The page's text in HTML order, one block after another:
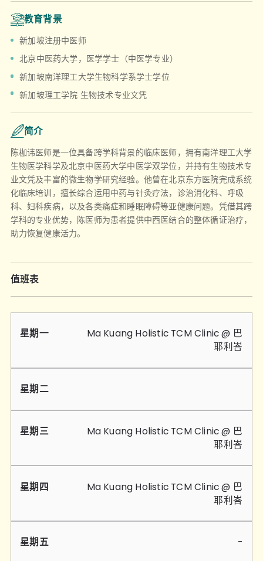
教育背景
新加坡注册中医师
北京中医药大学，医学学士（中医学专业）
新加坡南洋理工大学生物科学系学士学位
新加坡理工学院 生物技术专业文凭
简介
陈枷讳医师是一位具备跨学科背景的临床医师，拥有南洋理工大学
生物医学科学及北京中医药大学中医学双学位，并持有生物技术专
业文凭及丰富的微生物学研究经验。他曾在北京东方医院完成系统
化临床培训，擅长综合运用中药与针灸疗法，诊治消化科、呼吸
科、妇科疾病，以及各类痛症和睡眠障碍等亚健康问题。凭借其跨
学科的专业优势，陈医师为患者提供中西医结合的整体循证治疗，
助力恢复健康活力。
值班表
期
星
期期
Ma Kuang Holistic TCM Clinic @ 巴
耶利峇
Ma Kuang Holistic TCM Clinic @ 巴
耶利峇
Ma Kuang Holistic TCM Clinic @ 巴
耶利峇
-